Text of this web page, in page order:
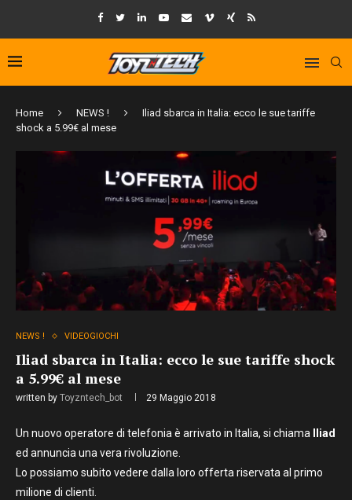
Home NEWS !
Iliad sbarca in Italia: ecco le sue tariffe
shock a 5.99€ al mese
NEWS ! VIDEOGIOCHI
Iliad sbarca in Italia: ecco le sue tariffe shock
a 5.99€ al mese
written by Toyzntech_bot 29 Maggio 2018
Un nuovo operatore di telefonia è arrivato in Italia, si chiama
Iliad
ed annuncia una vera rivoluzione.
Lo possiamo subito vedere dalla loro offerta riservata al primo
milione di clienti.